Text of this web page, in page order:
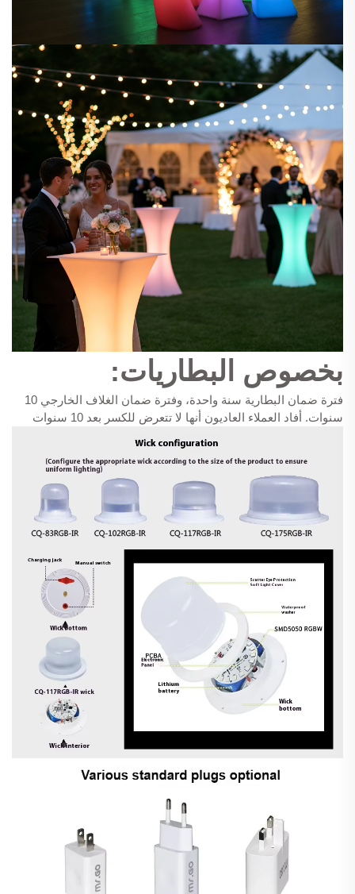
بخصوص البطاريات:
فترة ضمان البطارية سنة واحدة، وفترة ضمان الغلاف الخارجي 10
سنوات. أفاد العملاء العاديون أنها لا تتعرض للكسر بعد 10 سنوات